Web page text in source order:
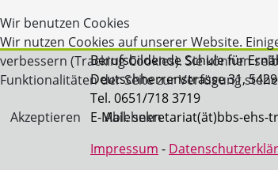
Berufsbildende Schule für
Deutschherrenstrasse 31,
Tel. 0651/718 3719
E-Mail: sekretariat(ät)bbs-ehs-
Impressum -
Wir benutzen Cookies
Wir nutzen Cookies auf unserer Website.
verbessern (Tracking Cookies). Sie können
Funktionalitäten der Seite zur Verfügung
Akzeptieren
Ablehnen